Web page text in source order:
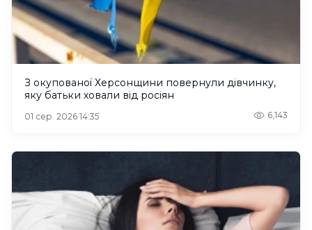
З окупованої Херсонщини повернули дівчинку,
яку батьки ховали від росіян
01 сер. 2026 14:35 6,143